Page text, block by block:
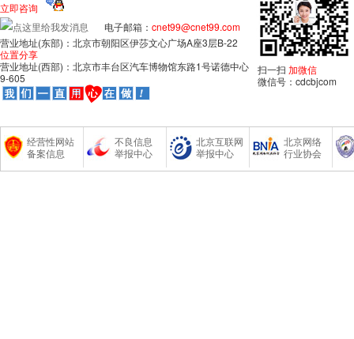
立即咨询
电子邮箱： cnet99@cnet99.com
营业地址(东部)：北京市朝阳区伊莎文心广场A座3层B-22
位置分享
营业地址(西部)：北京市丰台区汽车博物馆东路1号诺德中心
9-605
扫一扫 加微信
微信号：cdcbjcom
经营性网站
备案信息
不良信息
举报中心
北京互联网
举报中心
北京网络
行业协会